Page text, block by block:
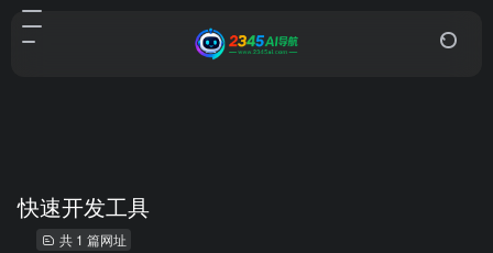
快速开发工具
共 1 篇网址